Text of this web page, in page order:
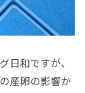
日和ですが、
産卵の影響か